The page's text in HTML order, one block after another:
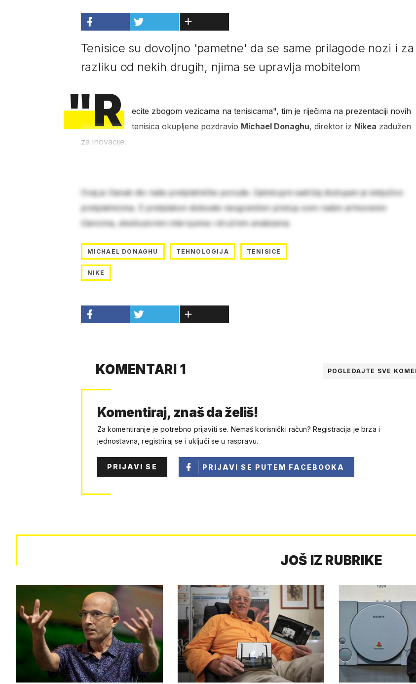
Tenisice su dovoljno 'pametne' da se same prilagode nozi i za
razliku od nekih drugih, njima se upravlja mobitelom
"R
ecite zbogom vezicama na tenisicama", tim je riječima na prezentaciji novih
tenisica okupljene pozdravio Michael Donaghu, direktor iz Nikea zadužen
za inovacije.
Ovaj je članak dio naše pretplatničke ponude. Cjelokupni sadržaj dostupan je isključivo
pretplatnicima. S pretplatom dobivate neograničen pristup svim našim arhiviranim
člancima, ekskluzivnim intervjuima i stručnim analizama.
MICHAEL DONAGHU TEHNOLOGIJA TENISICE
NIKE
KOMENTARI 1 POGLEDAJTE SVE
Komentiraj, znaš da želiš!
Za komentiranje je potrebno prijaviti se. Nemaš korisnički račun? Registracija je brza i
jednostavna, registriraj se i uključi se u raspravu.
PRIJAVI SE PRIJAVI SE PUTEM FACEBOOKA
JOŠ IZ RUBRIKE